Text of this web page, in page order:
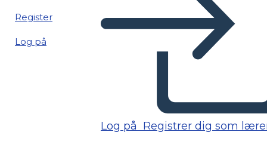
Register
Log på
Log på Registrer dig som